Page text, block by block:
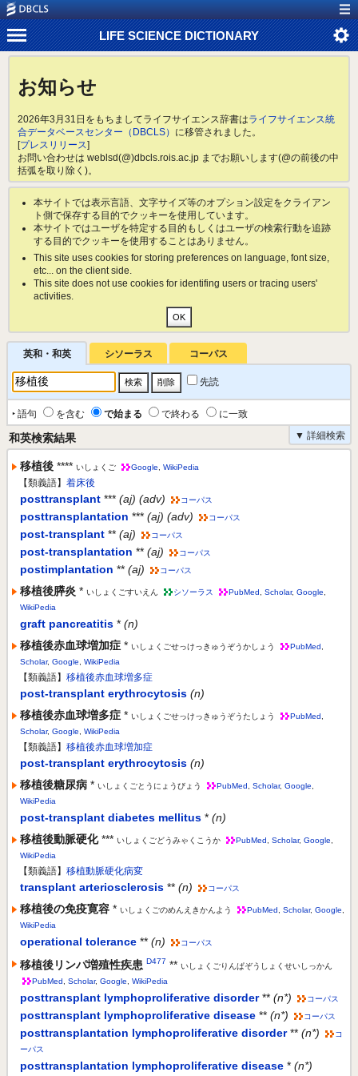
LIFE SCIENCE DICTIONARY
お知らせ
2026年3月31日をもちましてライフサイエンス辞書はライフサイエンス統
合データベースセンター（DBCLS） に移管されました。
[プレスリリース]
お問い合わせは weblsd(@)dbcls.rois.ac.jp までお願いします(@の前後の中
括弧を取り除く)。
本サイトでは表示言語、文字サイズ等のオプション設定をクライアン
ト側で保存する目的でクッキーを使用しています。
本サイトではユーザを特定する目的もしくはユーザの検索行動を追跡
する目的でクッキーを使用することはありません。
This site uses cookies for storing preferences on language, font size,
etc... on the client side.
This site does not use cookies for identifing users or tracing users'
activities.
英和・和英 シソーラス コーパス
先読
‣ 語句 を含む で始まる で終わる
に一致
▼ 詳細検索
和英検索結果
移植後 **** いしょくご Google WikiPedia
【類義語】 着床後
posttransplant *** (aj) (adv) コーパス
posttransplantation *** (aj) (adv) コーパス
post-transplant ** (aj) コーパス
post-transplantation ** (aj) コーパス
postimplantation ** (aj) コーパス
移植後膵炎 * いしょくごすいえん シソーラス PubMed Scholar, Google
WikiPedia
graft pancreatitis * (n)
移植後赤血球増加症 * いしょくごせっけっきゅうぞうかしょう PubMed
Scholar, Google WikiPedia
【類義語】 移植後赤血球増多症
post-transplant erythrocytosis (n)
移植後赤血球増多症 * いしょくごせっけっきゅうぞうたしょう PubMed
Scholar, Google WikiPedia
【類義語】 移植後赤血球増加症
post-transplant erythrocytosis (n)
移植後糖尿病 * いしょくごとうにょうびょう PubMed Scholar, Google
WikiPedia
post-transplant diabetes mellitus * (n)
移植後動脈硬化 *** いしょくごどうみゃくこうか PubMed Scholar, Google
WikiPedia
【類義語】 移植動脈硬化病変
transplant arteriosclerosis ** (n) コーパス
移植後の免疫寛容 * いしょくごのめんえきかんよう PubMed Scholar, Google
WikiPedia
operational tolerance ** (n) コーパス
移植後リンパ増殖性疾患 D477 ** いしょくごりんぱぞうしょくせいしっかん
PubMed
Scholar, Google WikiPedia
posttransplant lymphoproliferative disorder ** (n*) コーパス
posttransplant lymphoproliferative disease ** (n*) コーパス
posttransplantation lymphoproliferative disorder ** (n*)
コ
ーパス
posttransplantation lymphoproliferative disease * (n*)